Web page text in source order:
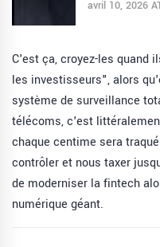
avril 10, 2026
C'est ça, croyez-les quand
les investisseurs", alors
système de surveillance
télécoms, c'est
chaque centime sera
contrôler et nous taxer
de moderniser la fintech
numérique géant.